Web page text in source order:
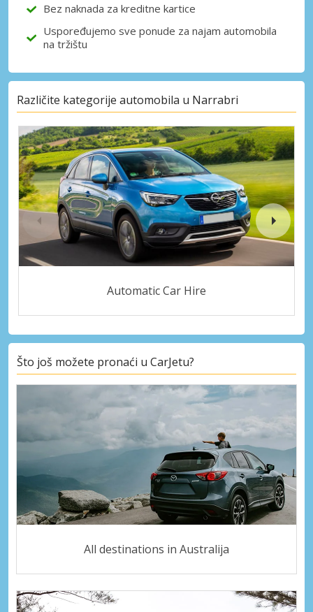
Bez naknada za kreditne kartice
Uspoređujemo sve ponude za najam automobila
na tržištu
Različite kategorije automobila u Narrabri
Automatic Car Hire
Što još možete pronaći u CarJetu?
All destinations in Australija